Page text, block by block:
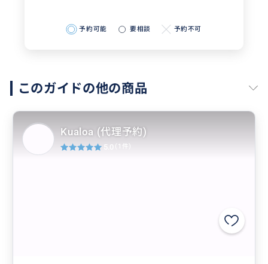
予約可能 要相談 予約不可
このガイドの他の商品
Kualoa (代理予約)
5.0 (1件)